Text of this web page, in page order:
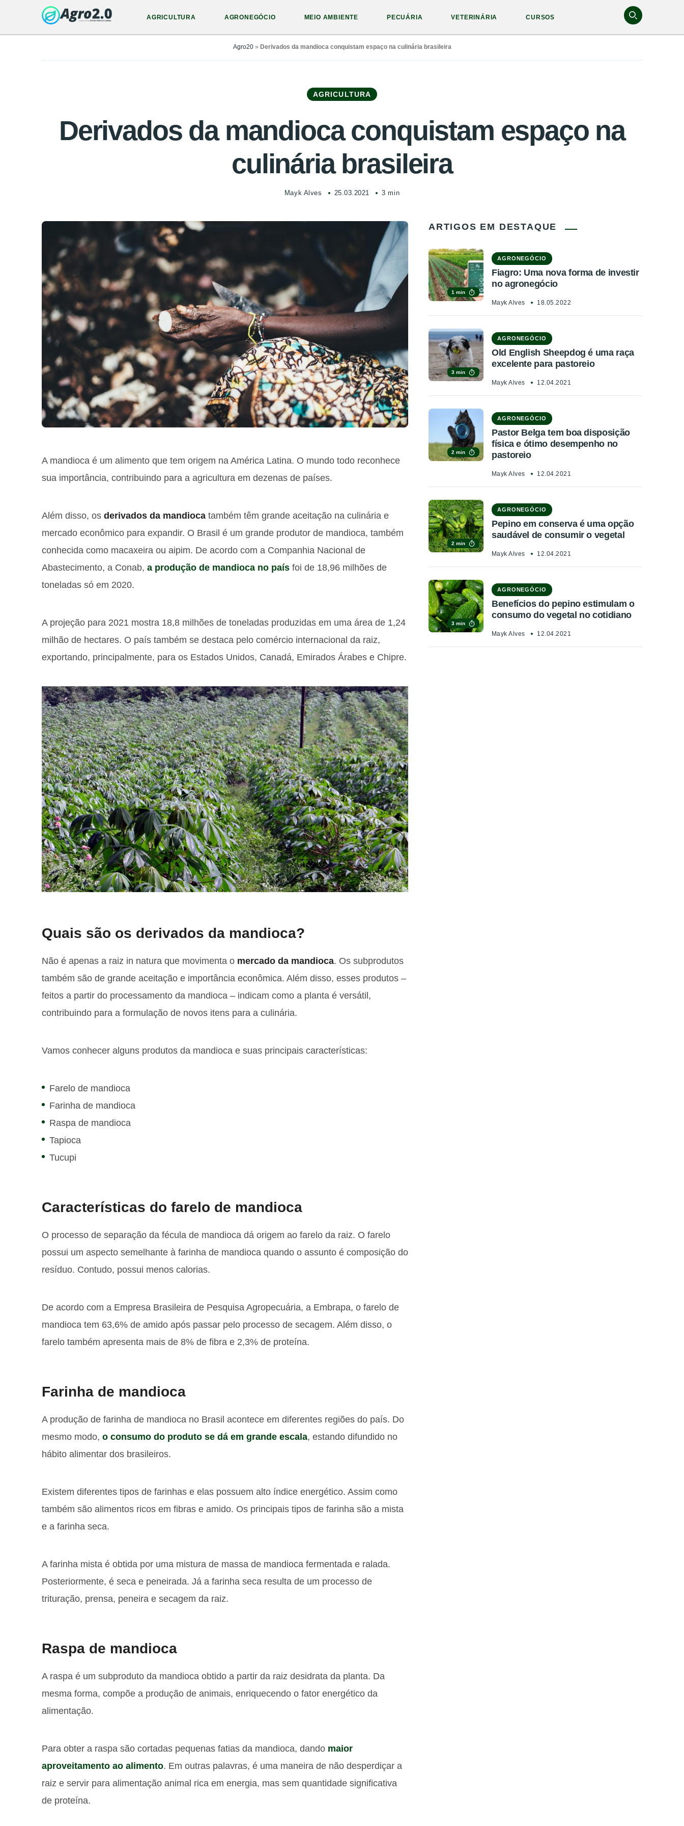
AGRICULTURA AGRONEGÓCIO MEIO AMBIENTE PECUÁRIA VETERINÁRIA CURSOS
Agro20» Derivados da mandioca conquistam espaço na culinária brasileira
AGRICULTURA
Derivados da mandioca conquistam espaço na
culinária brasileira
Mayk Alves 25.03.2021 3 min
A mandioca é um alimento que tem origem na América Latina. O mundo todo reconhece
sua importância, contribuindo para a agricultura em dezenas de países.
Além disso, os derivados da mandioca também têm grande aceitação na culinária e
mercado econômico para expandir. O Brasil é um grande produtor de mandioca, também
conhecida como macaxeira ou aipim. De acordo com a Companhia Nacional de
Abastecimento, a Conab, a produção de mandioca no país foi de 18,96 milhões de
toneladas só em 2020.
A projeção para 2021 mostra 18,8 milhões de toneladas produzidas em uma área de 1,24
milhão de hectares. O país também se destaca pelo comércio internacional da raiz,
exportando, principalmente, para os Estados Unidos, Canadá, Emirados Árabes e Chipre.
Quais são os derivados da mandioca?
Não é apenas a raiz in natura que movimenta o mercado da mandioca. Os subprodutos
também são de grande aceitação e importância econômica. Além disso, esses produtos –
feitos a partir do processamento da mandioca – indicam como a planta é versátil,
contribuindo para a formulação de novos itens para a culinária.
Vamos conhecer alguns produtos da mandioca e suas principais características:
Farelo de mandioca
Farinha de mandioca
Raspa de mandioca
Tapioca
Tucupi
Características do farelo de mandioca
O processo de separação da fécula de mandioca dá origem ao farelo da raiz. O farelo
possui um aspecto semelhante à farinha de mandioca quando o assunto é composição do
resíduo. Contudo, possui menos calorias.
De acordo com a Empresa Brasileira de Pesquisa Agropecuária, a Embrapa, o farelo de
mandioca tem 63,6% de amido após passar pelo processo de secagem. Além disso, o
farelo também apresenta mais de 8% de fibra e 2,3% de proteína.
Farinha de mandioca
A produção de farinha de mandioca no Brasil acontece em diferentes regiões do país. Do
mesmo modo, o consumo do produto se dá em grande escala, estando difundido no
hábito alimentar dos brasileiros.
Existem diferentes tipos de farinhas e elas possuem alto índice energético. Assim como
também são alimentos ricos em fibras e amido. Os principais tipos de farinha são a mista
e a farinha seca.
A farinha mista é obtida por uma mistura de massa de mandioca fermentada e ralada.
Posteriormente, é seca e peneirada. Já a farinha seca resulta de um processo de
trituração, prensa, peneira e secagem da raiz.
Raspa de mandioca
A raspa é um subproduto da mandioca obtido a partir da raiz desidrata da planta. Da
mesma forma, compõe a produção de animais, enriquecendo o fator energético da
alimentação.
Para obter a raspa são cortadas pequenas fatias da mandioca, dando maior
aproveitamento ao alimento. Em outras palavras, é uma maneira de não desperdiçar a
raiz e servir para alimentação animal rica em energia, mas sem quantidade significativa
de proteína.
ARTIGOS EM DESTAQUE
1 min
AGRONEGÓCIO
Fiagro: Uma nova forma de investir
no agronegócio
Mayk Alves 18.05.2022
3 min
AGRONEGÓCIO
Old English Sheepdog é uma raça
excelente para pastoreio
Mayk Alves 12.04.2021
2 min
AGRONEGÓCIO
Pastor Belga tem boa disposição
física e ótimo desempenho no
pastoreio
Mayk Alves 12.04.2021
2 min
AGRONEGÓCIO
Pepino em conserva é uma opção
saudável de consumir o vegetal
Mayk Alves 12.04.2021
3 min
AGRONEGÓCIO
Benefícios do pepino estimulam o
consumo do vegetal no cotidiano
Mayk Alves 12.04.2021